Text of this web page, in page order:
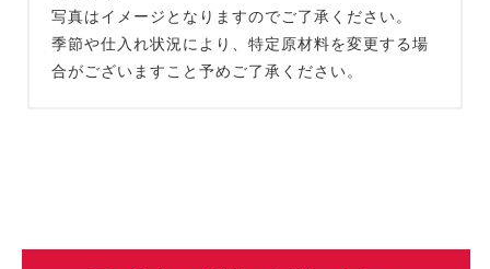
写真はイメージとなりますのでご了承ください。
季節や仕入れ状況により、特定原材料を変更する場
合がございますこと予めご了承ください。